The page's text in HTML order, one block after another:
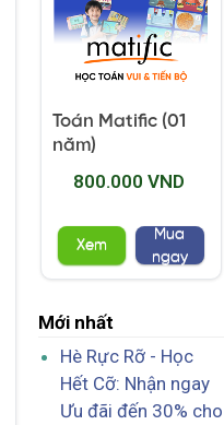
Toán Matific (01
năm)
800.000 VND
Xem
Mua
ngay
Mới nhất
Hè Rực Rỡ - Học
Hết Cỡ: Nhận ngay
Ưu đãi đến 30% cho